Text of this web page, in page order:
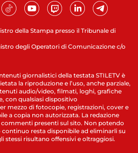
della Stampa presso il Tribunale di
degli Operatori di Comunicazione c/o
giornalistici della testata STILETV è
la riproduzione e l’uso, anche parziale,
audio/video, filmati, loghi, grafiche
con qualsiasi dispositivo
mezzo di fotocopie, registrazioni, cover e
a copia non autorizzata. La redazione
commenti presenti sul sito. Non potendo
resta disponibile ad eliminarli su
stessi risultano offensivi e oltraggiosi.